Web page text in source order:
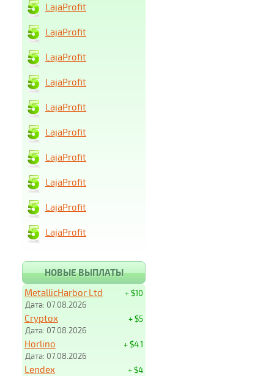
LajaProfit
LajaProfit
LajaProfit
LajaProfit
LajaProfit
LajaProfit
LajaProfit
LajaProfit
LajaProfit
LajaProfit
НОВЫЕ ВЫПЛАТЫ
+ $10
MetallicHarbor Ltd
Дата: 07.08.2026
+ $5
Cryptox
Дата: 07.08.2026
+ $4.1
Horlino
Дата: 07.08.2026
+ $4
Lendex